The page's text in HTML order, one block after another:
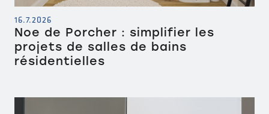
16.7.2026
Noe de Porcher : simplifier les
projets de salles de bains
résidentielles